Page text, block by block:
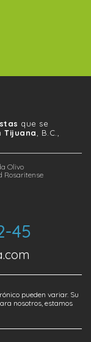
que se
Tijuana , B.C.,
Olivo
Rosaritense
45
pueden variar. Su
nosotros, estamos